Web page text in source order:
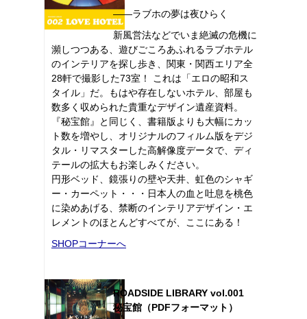
――ラブホの夢は夜ひらく
新風営法などでいま絶滅の危機に
瀕しつつある、遊びごころあふれるラブホテル
のインテリアを探し歩き、関東・関西エリア全
28軒で撮影した73室！ これは「エロの昭和ス
タイル」だ。もはや存在しないホテル、部屋も
数多く収められた貴重なデザイン遺産資料。
『秘宝館』と同じく、書籍版よりも大幅にカッ
ト数を増やし、オリジナルのフィルム版をデジ
タル・リマスターした高解像度データで、ディ
テールの拡大もお楽しみください。
円形ベッド、鏡張りの壁や天井、虹色のシャギ
ー・カーペット・・・日本人の血と吐息を桃色
に染めあげる、禁断のインテリアデザイン・エ
レメントのほとんどすべてが、ここにある！
SHOPコーナーへ
ROADSIDE LIBRARY vol.001
秘宝館（PDFフォーマット）